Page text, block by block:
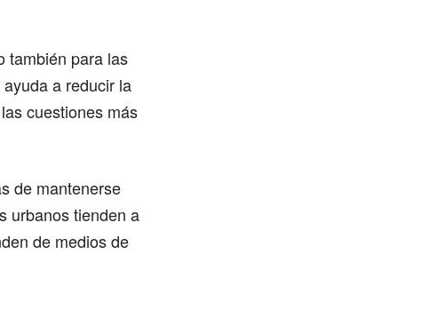
también para las
a reducir la
cuestiones más
de mantenerse
urbanos tienden a
de medios de